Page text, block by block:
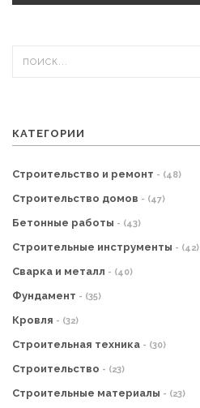
КАТЕГОРИИ
Строительство и ремонт - (48)
Строительство домов - (47)
Бетонные работы - (43)
Строительные инструменты - (42)
Сварка и металл - (40)
Фундамент - (35)
Кровля - (32)
Строительная техника - (30)
Строительство - (23)
Строительные материалы - (23)